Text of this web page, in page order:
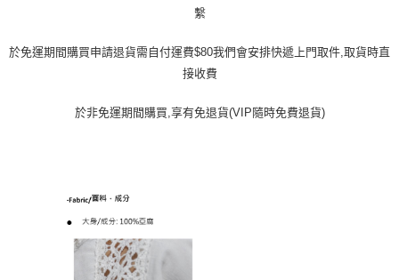
繫
於免運期間購買申請退貨需自付運費$80我們會安排快遞上門取件,取貨時直
接收費
於非免運期間購買,享有免退貨(VIP隨時免費退貨)